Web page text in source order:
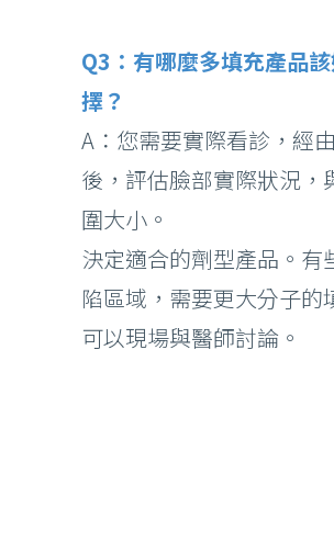
Q3：有哪麼多填充產品
擇？
A：您需要實際看診，經
後，評估臉部實際狀況，
圍大小。
決定適合的劑型產品。有
陷區域，需要更大分子的
可以現場與醫師討論。